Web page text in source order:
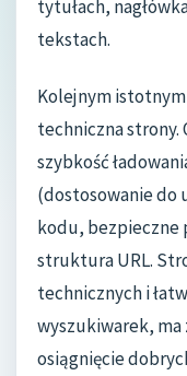
tytułach,
tekstach.
Kolejnym
techniczna
szybkość
(dostosowanie do
kodu, bezpieczne
struktura URL.
technicznych i
wyszukiwarek, ma
osiągnięcie